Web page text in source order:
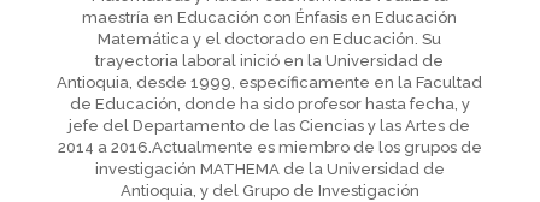
maestría en Educación con Énfasis en Educación
Matemática y el doctorado en Educación. Su
trayectoria laboral inició en la Universidad de
Antioquia, desde 1999, específicamente en la Facultad
de Educación, donde ha sido profesor hasta fecha, y
jefe del Departamento de las Ciencias y las Artes de
2014 a 2016.Actualmente es miembro de los grupos de
investigación MATHEMA de la Universidad de
Antioquia, y del Grupo de Investigación